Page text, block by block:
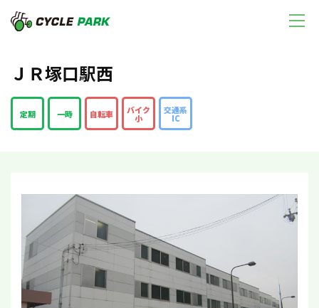
ＪＲ塚口駅西
定期 一時 自転車 バイク
小
交通系
IC